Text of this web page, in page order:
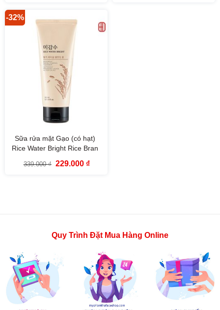
-32%
Sữa rửa mặt Gạo (có hạt)
Rice Water Bright Rice Bran
Shop (150ml)
339.000₫ Giá
229.000 ₫Giá
Quy Trình Đặt Mua Hàng Online